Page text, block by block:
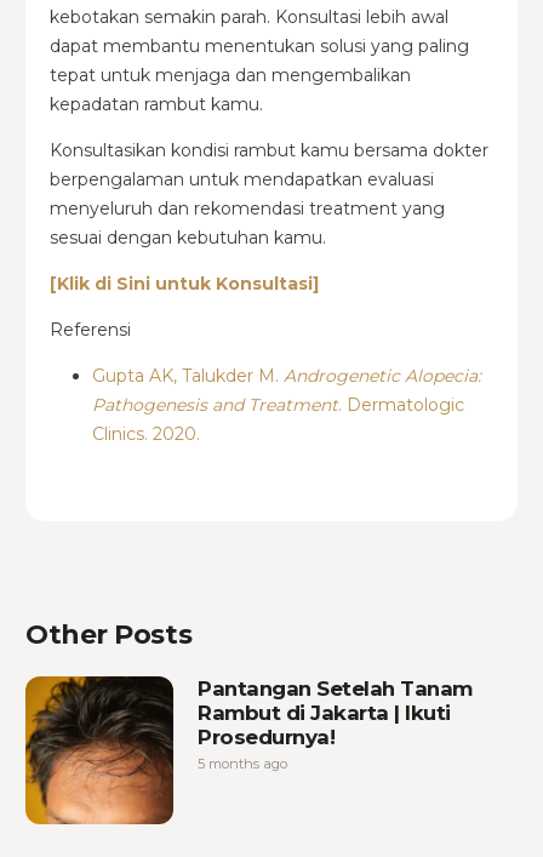
kebotakan semakin parah. Konsultasi lebih awal
dapat membantu menentukan solusi yang paling
tepat untuk menjaga dan mengembalikan
kepadatan rambut kamu.
Konsultasikan kondisi rambut kamu bersama dokter
berpengalaman untuk mendapatkan evaluasi
menyeluruh dan rekomendasi treatment yang
sesuai dengan kebutuhan kamu.
[Klik di Sini untuk Konsultasi]
Referensi
Gupta AK, Talukder M. Androgenetic Alopecia:
Pathogenesis and Treatment. Dermatologic
Clinics. 2020.
Other Posts
Pantangan Setelah Tanam
Rambut di Jakarta | Ikuti
Prosedurnya!
5 months ago